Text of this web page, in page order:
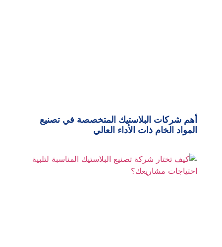
أهم شركات البلاستيك المتخصصة في تصنيع
المواد الخام ذات الأداء العالي